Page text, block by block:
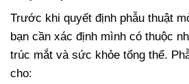
Trước khi quyết định phẫu thuật
bạn cần xác định mình có thuộc
trúc mắt và sức khỏe tổng thể.
cho: